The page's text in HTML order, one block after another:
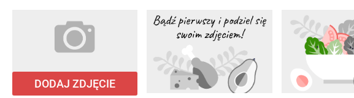
DODAJ ZDJĘCIE